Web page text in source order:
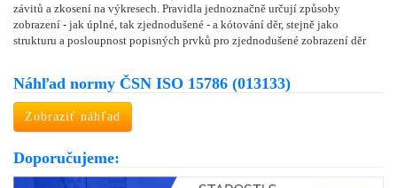
závitů a zkosení na výkresech. Pravidla jednoznačně určují způsoby
zobrazení - jak úplné, tak zjednodušené - a kótování děr, stejně jako
strukturu a posloupnost popisných prvků pro zjednodušené zobrazení děr
Náhľad normy ČSN ISO 15786 (013133)
Zobraziť náhľad
Doporučujeme: